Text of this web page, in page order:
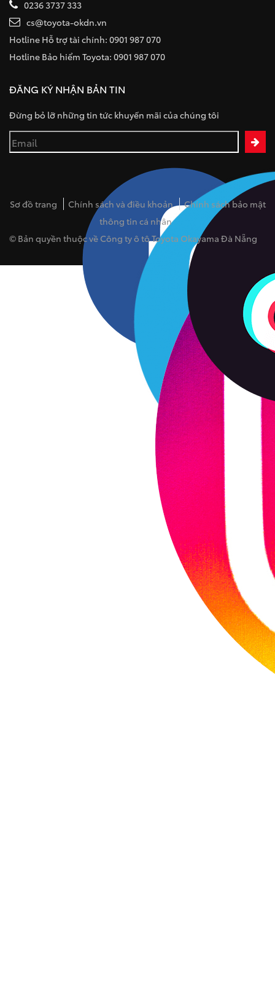
0236 3737 333
cs@toyota-okdn.vn
Hotline Hỗ trợ tài chính: 0901 987 070
Hotline Bảo hiểm Toyota: 0901 987 070
ĐĂNG KÝ NHẬN BẢN TIN
Đừng bỏ lỡ những tin tức khuyến mãi của chúng tôi
Sơ đồ trang Chính sách và điều khoản
Chính sách bảo mật
thông tin cá nhân
© Bản quyền thuộc về Công ty ô tô Toyota Okayama Đà Nẵng